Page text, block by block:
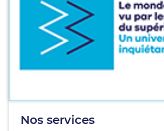
Nos services